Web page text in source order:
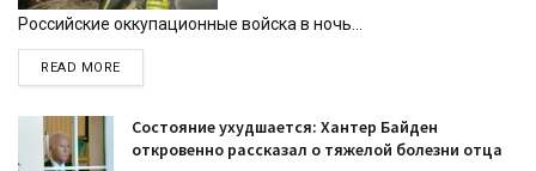
Российские оккупационные войска в ночь...
READ MOREDETAILS
Состояние ухудшается: Хантер Байден
откровенно рассказал о тяжелой болезни отца